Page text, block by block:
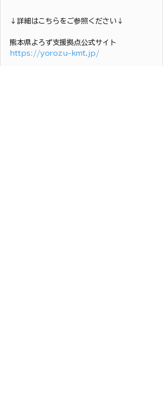
↓詳細はこちらをご参照ください↓
熊本県よろず支援拠点公式サイト
https://yorozu-kmt.jp/